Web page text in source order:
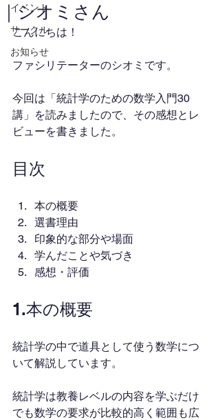
イベント
サークル
お知らせ
｜シオミさん
こんにちは！
ファシリテーターのシオミです。
今回は「統計学のための数学入門30
講」を読みましたので、その感想とレ
ビューを書きました。
目次
本の概要
選書理由
印象的な部分や場面
学んだことや気づき
感想・評価
1.本の概要
統計学の中で道具として使う数学につ
いて解説しています。
統計学は教養レベルの内容を学ぶだけ
でも数学の要求が比較的高く範囲も広